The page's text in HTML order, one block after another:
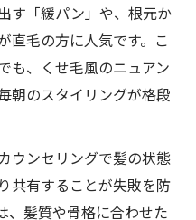
パーマが選ばれる理由
らメンズパーマが最
ボリュームアップ術
るふんわり感の魅力
立体感とくせ毛風仕
す「緩パン」や、根元か
直毛の方に人気です。こ
も、くせ毛風のニュアン
朝のスタイリングが格段
ウンセリングで髪の状態
共有することが失敗を防
、髪質や骨格に合わせた